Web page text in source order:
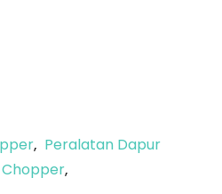
, Peralatan Dapur
Chopper,